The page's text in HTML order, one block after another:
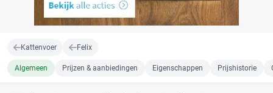
Kattenvoer Felix
Algemeen Prijzen & aanbiedingen Eigenschappen Prijshistorie